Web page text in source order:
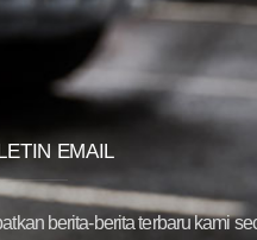
EMAIL
berita-berita terbaru kami